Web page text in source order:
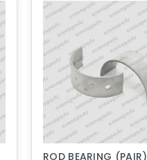
ROD BEARING (PAIR)